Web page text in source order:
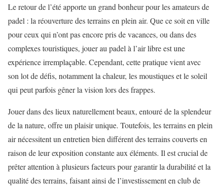
Le retour de l’été apporte un grand bonheur pour les amateurs de
padel : la réouverture des terrains en plein air. Que ce soit en ville
pour ceux qui n’ont pas encore pris de vacances, ou dans des
complexes touristiques, jouer au padel à l’air libre est une
expérience irremplaçable. Cependant, cette pratique vient avec
son lot de défis, notamment la chaleur, les moustiques et le soleil
qui peut parfois gêner la vision lors des frappes.
Jouer dans des lieux naturellement beaux, entouré de la splendeur
de la nature, offre un plaisir unique. Toutefois, les terrains en plein
air nécessitent un entretien bien différent des terrains couverts en
raison de leur exposition constante aux éléments. Il est crucial de
prêter attention à plusieurs facteurs pour garantir la durabilité et la
qualité des terrains, faisant ainsi de l’investissement en club de